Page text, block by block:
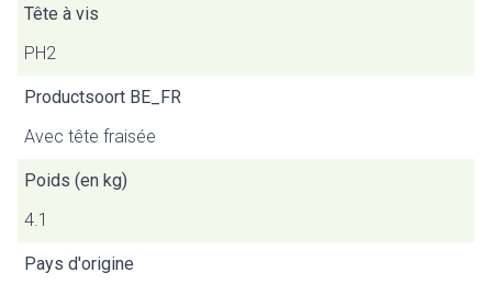
Tête à vis
PH2
Productsoort BE_FR
Avec tête fraisée
Poids (en kg)
4.1
Pays d'origine